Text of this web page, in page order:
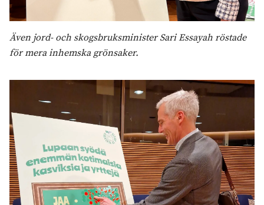
Även jord- och skogsbruksminister Sari Essayah röstade
för mera inhemska grönsaker.